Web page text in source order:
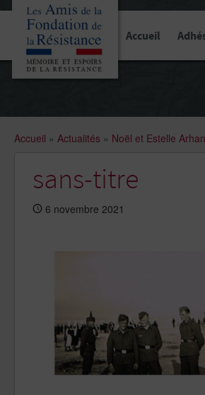
Accueil
Accueil » Actualités » Noël et Estelle
sans-titre
6 novembre 2021
Panneau de gestion des cookies